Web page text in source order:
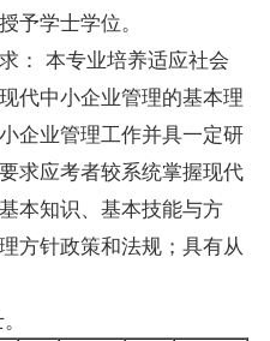
予学士学位。
： 本专业培养适应社会
代中小企业管理的基本理
企业管理工作并具一定研
求应考者较系统掌握现代
本知识、基本技能与方
方针政策和法规；具有从